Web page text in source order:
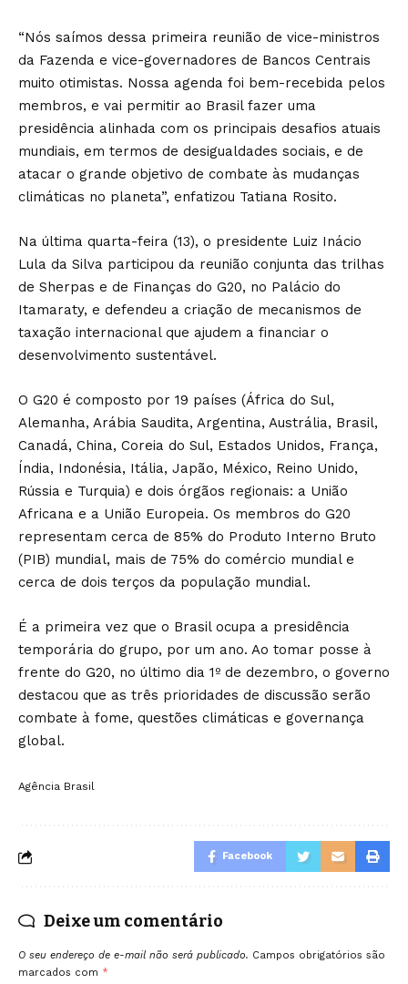
“Nós saímos dessa primeira reunião de vice-ministros
da Fazenda e vice-governadores de Bancos Centrais
muito otimistas. Nossa agenda foi bem-recebida pelos
membros, e vai permitir ao Brasil fazer uma
presidência alinhada com os principais desafios atuais
mundiais, em termos de desigualdades sociais, e de
atacar o grande objetivo de combate às mudanças
climáticas no planeta”, enfatizou Tatiana Rosito.
Na última quarta-feira (13), o presidente Luiz Inácio
Lula da Silva participou da reunião conjunta das trilhas
de Sherpas e de Finanças do G20, no Palácio do
Itamaraty, e defendeu a criação de mecanismos de
taxação internacional que ajudem a financiar o
desenvolvimento sustentável.
O G20 é composto por 19 países (África do Sul,
Alemanha, Arábia Saudita, Argentina, Austrália, Brasil,
Canadá, China, Coreia do Sul, Estados Unidos, França,
Índia, Indonésia, Itália, Japão, México, Reino Unido,
Rússia e Turquia) e dois órgãos regionais: a União
Africana e a União Europeia. Os membros do G20
representam cerca de 85% do Produto Interno Bruto
(PIB) mundial, mais de 75% do comércio mundial e
cerca de dois terços da população mundial.
É a primeira vez que o Brasil ocupa a presidência
temporária do grupo, por um ano. Ao tomar posse à
frente do G20, no último dia 1º de dezembro, o governo
destacou que as três prioridades de discussão serão
combate à fome, questões climáticas e governança
global.
Agência Brasil
Facebook
Deixe um comentário
O seu endereço de e-mail não será publicado. Campos obrigatórios são
marcados com *